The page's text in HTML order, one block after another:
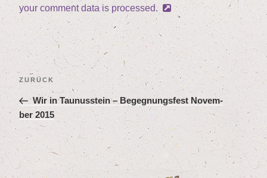
your comment data is processed.
Beitragsnavigation
Vorheriger
Beitrag
ZURÜCK
Wir in Tau­nus­stein – Begeg­nungs­fest Novem­
ber 2015